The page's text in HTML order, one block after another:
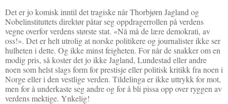
Det er jo komisk inntil det tragiske når Thorbjørn Jagland og
Nobelinstituttets direktør påtar seg oppdragerrollen på verdens
vegne overfor verdens største stat. «Nå må de lære demokrati, av
oss!». Det er helt utrolig at norske politikere og journalister ikke ser
hulheten i dette. Og ikke minst feigheten. For når de snakker om en
modig pris, så koster det jo ikke Jagland, Lundestad eller andre
noen som helst slags form for prestisje eller politisk kritikk fra noen i
Norge eller i den vestlige verden. Tildelinga er ikke uttrykk for mot,
men for å underkaste seg andre og for å bli pissa opp over ryggen av
verdens mektige. Ynkelig!